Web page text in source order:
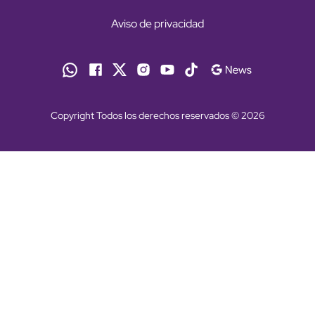
Aviso de privacidad
Copyright Todos los derechos reservados © 2026